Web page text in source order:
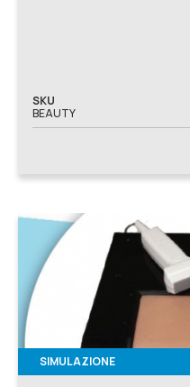
SKU
BEAUTY
SIMULAZIONE